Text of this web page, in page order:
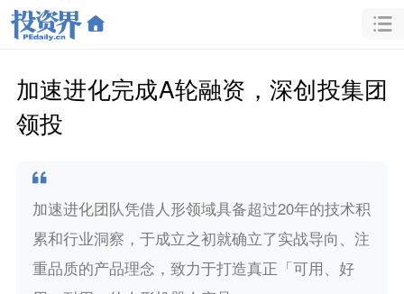
加速进化完成A轮融资，深创投集团
领投
加速进化团队凭借人形领域具备超过20年的技术积
累和行业洞察，于成立之初就确立了实战导向、注
重品质的产品理念，致力于打造真正「可用、好